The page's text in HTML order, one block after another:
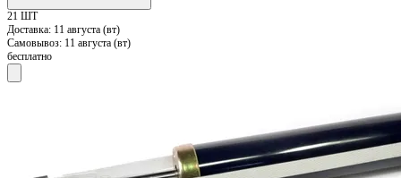
21 ШТ
Доставка: 11 августа (вт)
Самовывоз: 11 августа (вт)
бесплатно